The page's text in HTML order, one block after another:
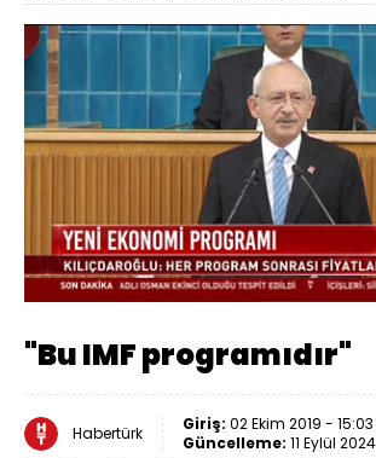
Sesi
Aç
Yüklendi:
64.50%
"Bu IMF programıdır"
Habertürk Giriş: 02 Ekim 2019 - 15:03
Güncelleme: 11 Eylül